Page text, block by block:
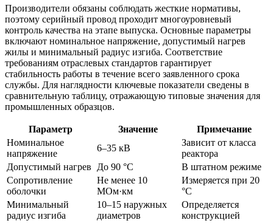
Производители обязаны соблюдать жесткие нормативы,
поэтому серийный провод проходит многоуровневый
контроль качества на этапе выпуска. Основные параметры
включают номинальное напряжение, допустимый нагрев
жилы и минимальный радиус изгиба. Соответствие
требованиям отраслевых стандартов гарантирует
стабильность работы в течение всего заявленного срока
службы. Для наглядности ключевые показатели сведены в
сравнительную таблицу, отражающую типовые значения для
промышленных образцов.
Параметр Значение
Примечание
Номинальное
напряжение
6–35 кВ
Зависит от класса
реактора
Допустимый нагрев
До 90 °C
В штатном режиме
Сопротивление
оболочки
Не менее 10
МОм·км
Измеряется при 20
°C
Минимальный
радиус изгиба
10–15 наружных
диаметров
Определяется
конструкцией